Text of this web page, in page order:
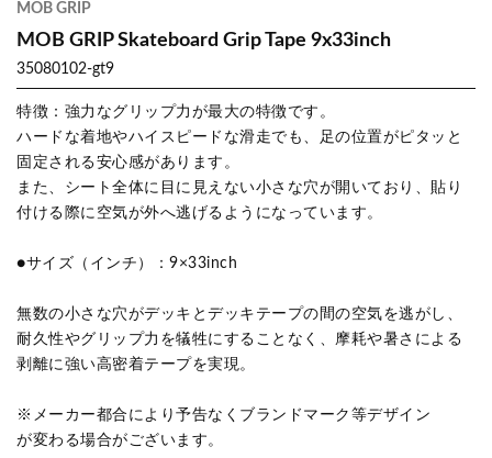
MOB GRIP
MOB GRIP Skateboard Grip Tape 9x33inch
35080102-gt9
特徴：強力なグリップ力が最大の特徴です。
ハードな着地やハイスピードな滑走でも、足の位置がピタッと
固定される安心感があります。
また、シート全体に目に見えない小さな穴が開いており、貼り
付ける際に空気が外へ逃げるようになっています。
●サイズ（インチ）：9×33inch
無数の小さな穴がデッキとデッキテープの間の空気を逃がし、
耐久性やグリップ力を犠牲にすることなく、摩耗や暑さによる
剥離に強い高密着テープを実現。
※メーカー都合により予告なくブランドマーク等デザイン
が変わる場合がございます。